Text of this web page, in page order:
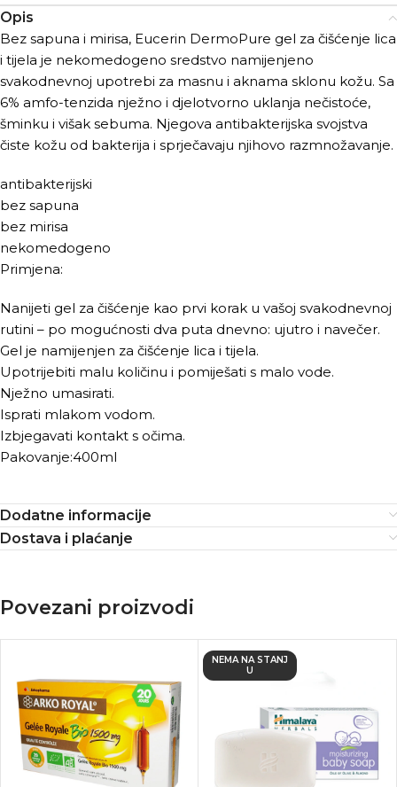
Opis
Bez sapuna i mirisa, Eucerin DermoPure gel za čišćenje lica
i tijela je nekomedogeno sredstvo namijenjeno
svakodnevnoj upotrebi za masnu i aknama sklonu kožu. Sa
6% amfo-tenzida nježno i djelotvorno uklanja nečistoće,
šminku i višak sebuma. Njegova antibakterijska svojstva
čiste kožu od bakterija i sprječavaju njihovo razmnožavanje.
antibakterijski
bez sapuna
bez mirisa
nekomedogeno
Primjena:
Nanijeti gel za čišćenje kao prvi korak u vašoj svakodnevnoj
rutini – po mogućnosti dva puta dnevno: ujutro i navečer.
Gel je namijenjen za čišćenje lica i tijela.
Upotrijebiti malu količinu i pomiješati s malo vode.
Nježno umasirati.
Isprati mlakom vodom.
Izbjegavati kontakt s očima.
Pakovanje:400ml
Dodatne informacije
Dostava i plaćanje
Povezani proizvodi
NEMA NA STANJ
U